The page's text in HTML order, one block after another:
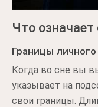
Что
Границы
Когда во сне вы
указывает на
свои границы.